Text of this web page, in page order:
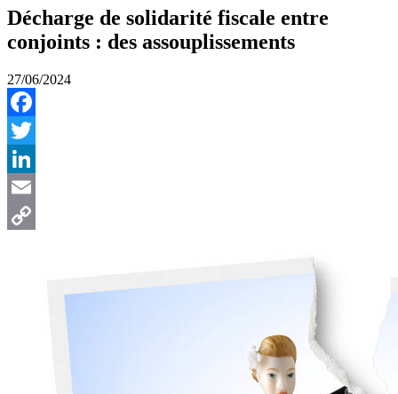
Décharge de solidarité fiscale entre
conjoints : des assouplissements
27/06/2024
Facebook
Twitter
LinkedIn
Email